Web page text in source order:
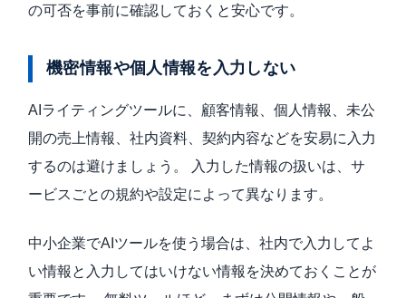
の可否を事前に確認しておくと安心です。
機密情報や個人情報を入力しない
AIライティングツールに、顧客情報、個人情報、未公
開の売上情報、社内資料、契約内容などを安易に入力
するのは避けましょう。 入力した情報の扱いは、サ
ービスごとの規約や設定によって異なります。
中小企業でAIツールを使う場合は、社内で入力してよ
い情報と入力してはいけない情報を決めておくことが